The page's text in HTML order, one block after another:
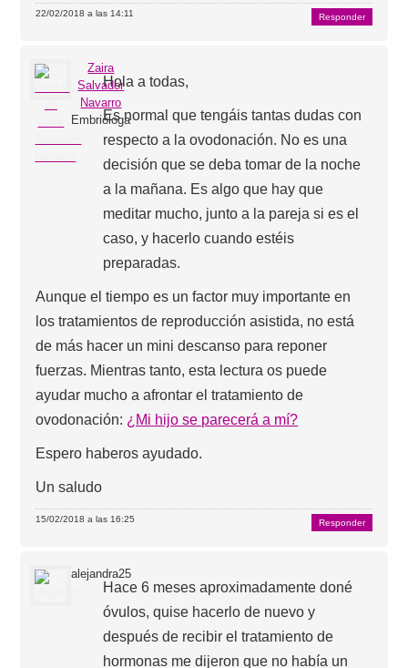
22/02/2018 a las 14:11 Responder
Zaira
Salvador
Navarro
Embrióloga
Hola a todas,
Es normal que tengáis tantas dudas con
respecto a la ovodonación. No es una
decisión que se deba tomar de la noche
a la mañana. Es algo que hay que
meditar mucho, junto a la pareja si es el
caso, y hacerlo cuando estéis
preparadas.
Aunque el tiempo es un factor muy importante en
los tratamientos de reproducción asistida, no está
de más hacer un mini descanso para reponer
fuerzas. Mientras tanto, esta lectura os puede
ayudar mucho a afrontar el tratamiento de
ovodonación: ¿Mi hijo se parecerá a mí?
Espero haberos ayudado.
Un saludo
15/02/2018 a las 16:25 Responder
alejandra25
Hace 6 meses aproximadamente doné
óvulos, quise hacerlo de nuevo y
después de recibir el tratamiento de
hormonas me dijeron que no había un